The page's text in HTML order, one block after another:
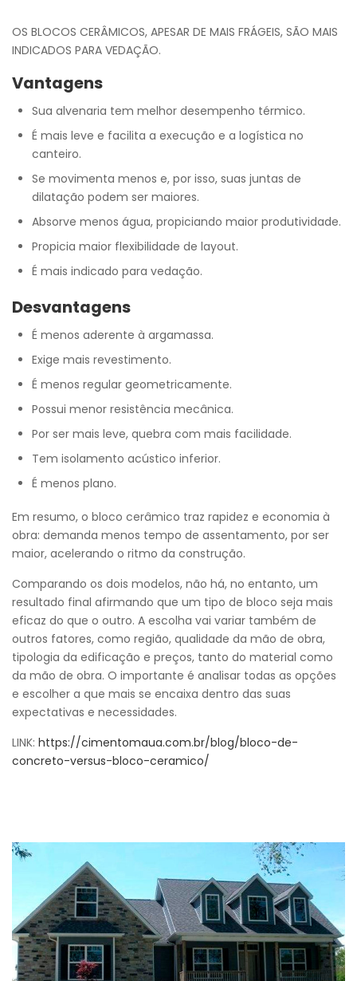
OS BLOCOS CERÂMICOS, APESAR DE MAIS FRÁGEIS, SÃO MAIS
INDICADOS PARA VEDAÇÃO.
Vantagens
Sua alvenaria tem melhor desempenho térmico.
É mais leve e facilita a execução e a logística no
canteiro.
Se movimenta menos e, por isso, suas juntas de
dilatação podem ser maiores.
Absorve menos água, propiciando maior produtividade.
Propicia maior flexibilidade de layout.
É mais indicado para vedação.
Desvantagens
É menos aderente à argamassa.
Exige mais revestimento.
É menos regular geometricamente.
Possui menor resistência mecânica.
Por ser mais leve, quebra com mais facilidade.
Tem isolamento acústico inferior.
É menos plano.
Em resumo, o bloco cerâmico traz rapidez e economia à
obra: demanda menos tempo de assentamento, por ser
maior, acelerando o ritmo da construção.
Comparando os dois modelos, não há, no entanto, um
resultado final afirmando que um tipo de bloco seja mais
eficaz do que o outro. A escolha vai variar também de
outros fatores, como região, qualidade da mão de obra,
tipologia da edificação e preços, tanto do material como
da mão de obra. O importante é analisar todas as opções
e escolher a que mais se encaixa dentro das suas
expectativas e necessidades.
LINK: https://cimentomaua.com.br/blog/bloco-de-
concreto-versus-bloco-ceramico/